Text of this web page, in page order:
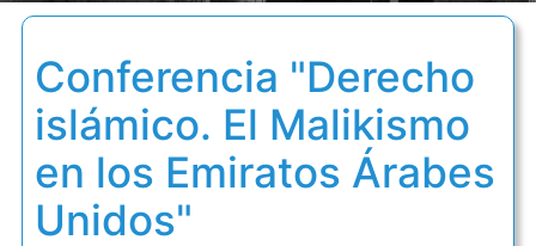
Conferencia "Derecho
islámico. El Malikismo
en los Emiratos Árabes
Unidos"